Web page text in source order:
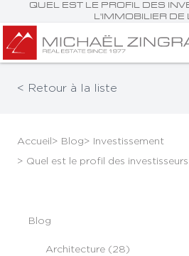
QUEL EST LE PROFIL DES
L'IMMOBILIER DE
< Retour à la liste
Accueil> Blog> Investissement
> Quel est le profil des
Blog
Architecture (28)